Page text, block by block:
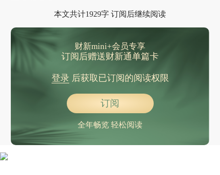
本文共计1929字 订阅后继续阅读
财新mini+会员专享
订阅后赠送财新通单篇卡
登录后获取已订阅的阅读权限
订阅
全年畅览 轻松阅读